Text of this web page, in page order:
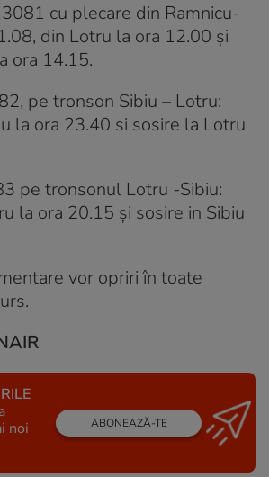
cu plecare din Ramnicu-
din Lotru la ora 12.00 şi
ora 14.15.
pe tronson Sibiu – Lotru:
la ora 23.40 si sosire la Lotru
pe tronsonul Lotru -Sibiu:
la ora 20.15 şi sosire in Sibiu
vor opriri în toate
noi
ABONEAZĂ-TE